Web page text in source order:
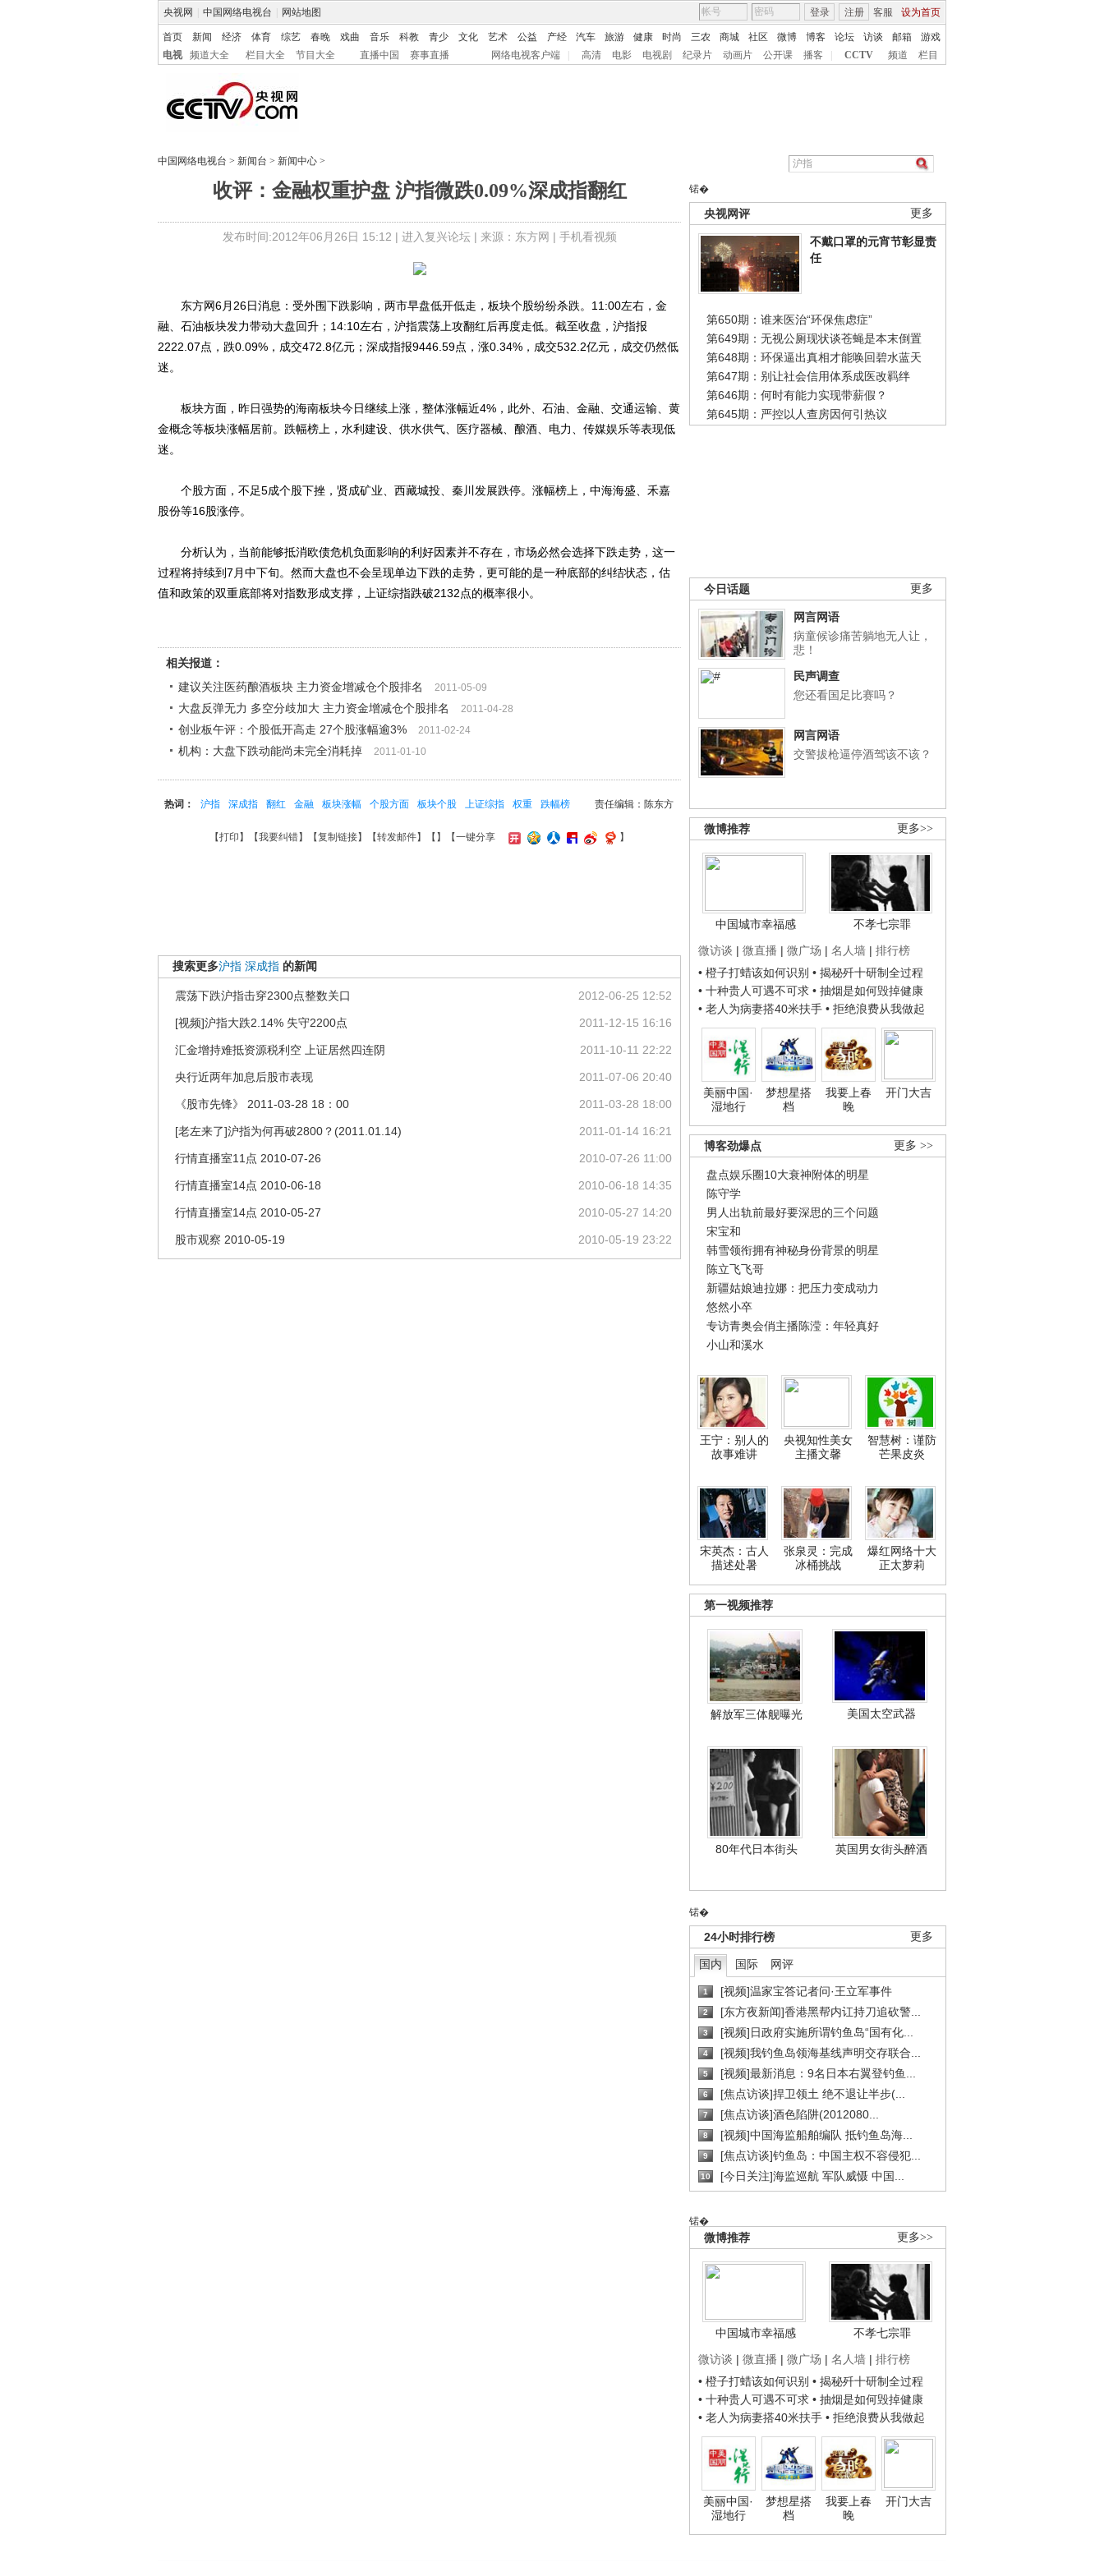
央视网 中国网络电视台 网站地图 客服 设为首页
登录 注册
首页 新闻 经济 体育 综艺 春晚 戏曲 音乐 科教 青少 文化 艺术 公益 产经 汽车 旅游 健康 时尚 三农 商城 社区 微博 博客 论坛 访谈 邮箱
游戏
电视
频道大全 栏目大全 节目大全 直播中国 赛事直播 网络电视客户端 高清 电影 电视剧 纪录片 动画片 公开课 播客 CCTV 频道 栏目
中国网络电视台 > 新闻台 > 新闻中心 >
收评：金融权重护盘 沪指微跌0.09%深成指翻红
发布时间:2012年06月26日 15:12 | 进入复兴论坛| 来源：东方网 | 手机看视频
锘�
更多
央视网评
不戴口罩的元宵节彰显责
任
第650期：谁来医治“环保焦虑症”
第649期：无视公厕现状谈苍蝇是本末倒置
第648期：环保逼出真相才能唤回碧水蓝天
第647期：别让社会信用体系成医改羁绊
第646期：何时有能力实现带薪假？
第645期：严控以人查房因何引热议
更多
今日话题
网言网语
病童候诊痛苦躺地无人让，
悲！
民声调查
您还看国足比赛吗？
网言网语
交警拔枪逼停酒驾该不该？
更多>>
微博推荐
中国城市幸福感
不孝七宗罪
微访谈 | 微直播 | 微广场 | 名人墙 | 排行榜
• 橙子打蜡该如何识别 • 揭秘歼十研制全过程
• 十种贵人可遇不可求 • 抽烟是如何毁掉健康
• 老人为病妻搭40米扶手 • 拒绝浪费从我做起
美丽中国·
湿地行
梦想星搭
档
我要上春
晚
开门大吉
更多 >>
博客劲爆点
盘点娱乐圈10大衰神附体的明星
陈守学
男人出轨前最好要深思的三个问题
宋宝和
韩雪领衔拥有神秘身份背景的明星
陈立飞飞哥
新疆姑娘迪拉娜：把压力变成动力
悠然小卒
专访青奥会俏主播陈滢：年轻真好
小山和溪水
王宁：别人的
故事难讲
央视知性美女
主播文馨
智慧树：谨防
芒果皮炎
宋英杰：古人
描述处暑
张泉灵：完成
冰桶挑战
爆红网络十大
正太萝莉
第一视频推荐
解放军三体舰曝光 美国太空武器
80年代日本街头 英国男女街头醉酒
锘�
更多
24小时排行榜
国内 国际 网评
1 [视频]温家宝答记者问·王立军事件
2 [东方夜新闻]香港黑帮内讧持刀追砍警...
3 [视频]日政府实施所谓钓鱼岛“国有化...
4 [视频]我钓鱼岛领海基线声明交存联合...
5 [视频]最新消息：9名日本右翼登钓鱼...
6 [焦点访谈]捍卫领土 绝不退让半步(...
7 [焦点访谈]酒色陷阱(2012080...
8 [视频]中国海监船舶编队 抵钓鱼岛海...
9 [焦点访谈]钓鱼岛：中国主权不容侵犯...
10 [今日关注]海监巡航 军队威慑 中国...
锘�
更多>>
微博推荐
中国城市幸福感
不孝七宗罪
微访谈 | 微直播 | 微广场 | 名人墙 | 排行榜
• 橙子打蜡该如何识别 • 揭秘歼十研制全过程
• 十种贵人可遇不可求 • 抽烟是如何毁掉健康
• 老人为病妻搭40米扶手 • 拒绝浪费从我做起
美丽中国·
湿地行
梦想星搭
档
我要上春
晚
开门大吉
东方网6月26日消息：受外围下跌影响，两市早盘低开低走，板块个股纷纷杀跌。11:00左右，金
融、石油板块发力带动大盘回升；14:10左右，沪指震荡上攻翻红后再度走低。截至收盘，沪指报
2222.07点，跌0.09%，成交472.8亿元；深成指报9446.59点，涨0.34%，成交532.2亿元，成交仍然低
迷。
板块方面，昨日强势的海南板块今日继续上涨，整体涨幅近4%，此外、石油、金融、交通运输、黄
金概念等板块涨幅居前。跌幅榜上，水利建设、供水供气、医疗器械、酿酒、电力、传媒娱乐等表现低
迷。
个股方面，不足5成个股下挫，贤成矿业、西藏城投、秦川发展跌停。涨幅榜上，中海海盛、禾嘉
股份等16股涨停。
分析认为，当前能够抵消欧债危机负面影响的利好因素并不存在，市场必然会选择下跌走势，这一
过程将持续到7月中下旬。然而大盘也不会呈现单边下跌的走势，更可能的是一种底部的纠结状态，估
值和政策的双重底部将对指数形成支撑，上证综指跌破2132点的概率很小。
相关报道：
建议关注医药酿酒板块 主力资金增减仓个股排名
2011-05-09
大盘反弹无力 多空分歧加大 主力资金增减仓个股排名 2011-04-28
创业板午评：个股低开高走 27个股涨幅逾3% 2011-02-24
机构：大盘下跌动能尚未完全消耗掉 2011-01-10
责任编辑：陈东方
热词： 沪指 深成指 翻红 金融 板块涨幅 个股方面 板块个股 上证综指 权重 跌幅榜
【打印 】【我要纠错】【复制链接】【转发邮件】【 】 【一键分享 】
搜索更多沪指 深成指 的新闻
2012-06-25 12:52
震荡下跌沪指击穿2300点整数关口
2011-12-15 16:16
[视频]沪指大跌2.14% 失守2200点
2011-10-11 22:22
汇金增持难抵资源税利空 上证居然四连阴
2011-07-06 20:40
央行近两年加息后股市表现
2011-03-28 18:00
《股市先锋》 2011-03-28 18：00
2011-01-14 16:21
[老左来了]沪指为何再破2800？(2011.01.14)
2010-07-26 11:00
行情直播室11点 2010-07-26
2010-06-18 14:35
行情直播室14点 2010-06-18
2010-05-27 14:20
行情直播室14点 2010-05-27
2010-05-19 23:22
股市观察 2010-05-19